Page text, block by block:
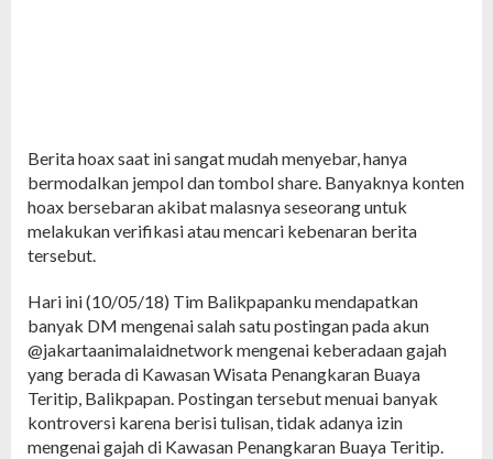
Berita hoax saat ini sangat mudah menyebar, hanya
bermodalkan jempol dan tombol share. Banyaknya konten
hoax bersebaran akibat malasnya seseorang untuk
melakukan verifikasi atau mencari kebenaran berita
tersebut.
Hari ini (10/05/18) Tim Balikpapanku mendapatkan
banyak DM mengenai salah satu postingan pada akun
@jakartaanimalaidnetwork mengenai keberadaan gajah
yang berada di Kawasan Wisata Penangkaran Buaya
Teritip, Balikpapan. Postingan tersebut menuai banyak
kontroversi karena berisi tulisan, tidak adanya izin
mengenai gajah di Kawasan Penangkaran Buaya Teritip.